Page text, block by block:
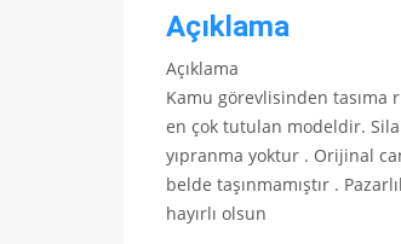
Açıklama
Açıklama
Kamu görevlisinden tasıma
en çok tutulan modeldir.
yıpranma yoktur . Orijinal
belde taşınmamıştır .
hayırlı olsun